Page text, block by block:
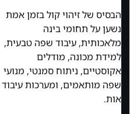
הבסיס של זיהוי קול בזמן אמת
נשען על תחומי בינה
מלאכותית, עיבוד שפה טבעית,
למידת מכונה, מודלים
אקוסטיים, ניתוח סמנטי, מנועי
שפה מותאמים, ומערכות עיבוד
אות.